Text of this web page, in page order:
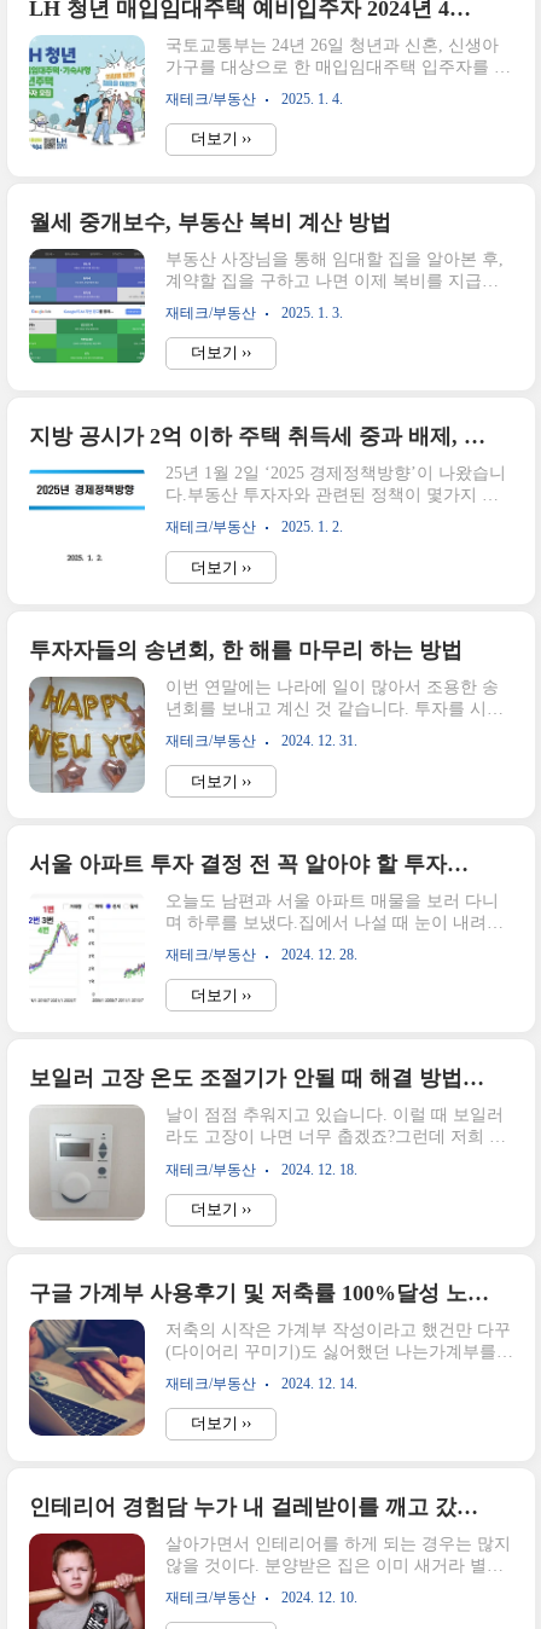
(민법 제374조, 654조, 615조) 민법 제615조 다
위는 임대차계약의 체결 경위와 내용, 임대 당
시 목적물의 상태, 임차인의 수리하거나 변경
한 내용 등을 고려하여 구체적, 개별적으로 정
2019.8.30.선고 2017이다 268142 참고) 즉, 원상
복구의 범위는 상황에 따라 다르..
LH 청년 매입임대주택 예비입주자 2024년 4차 모집공고
국토교통부는 24년 26일 청년과 신혼, 신생아
가구를 대상으로 한 매입임대주택 입주자를 모
주택자인 미혼 청년을 대상으로 공급되며시세
의 40~50% 수준의 저렴한 임대료로 최대 10년
간 거주할 수 있습니다.거기다 입주 후 혼인할
으로 공급하는 것은저렴한 주거비로 안정적으
입니다. 오늘은 청년 매입임대주택과 모집공고
를 확인 하는 방법에 대해 말씀드리겠습니
다. LH 청년 매입 임대주택이란?24년 4차로 진
류 심사를 거쳐 최종 3월 중 개별 안내로 완료
됩니다. 아래의 LH 홈페이지 ..
재테크/부동산 2025. 1. 4.
더보기 ››
월세 중개보수, 부동산 복비 계산 방법
부동산 사장님을 통해 임대할 집을 알아본 후,
계약할 집을 구하고 나면 이제 복비를 지급해
신 수수료가 맞는지 궁금한 경우가 많은데요.
오늘은 간단하게 월세 부동산 중개보수를 계산
할 수 있는 방법을 알려드리겠습니다.중개보수
은 최고로 많이 받을 수 있는 수수료 기준을 말
받고 있죠.아래 표는 서울 기준 임대차 상한 요
율표입니다.종류거래내용거래금액상한요율한
도액주택임대차 등5천만원 미만0.5%20만원5
상 ~ 6억원 미만0.3%없음6억원 이상 ~ 12억원
미만0.4%없음12억원 이상 ~ 15억원 ..
재테크/부동산 2025. 1. 3.
더보기 ››
지방 공시가 2억 이하 주택 취득세 중과 배제, 25년 눈 여겨 볼 경제정책방향과 예상되는 효과
25년 1월 2일 ‘2025 경제정책방향’이 나왔습니
다.부동산 투자자와 관련된 정책이 몇가지 눈
책입니다.시행령 개정 사안의 경우, 이르면 내
달부터 시행이 가능하니 변화가 기대가 됩니
다.오늘은 25년 부동산 관련 눈여겨 볼 정책들
산 관련 정책들25년 경제 정책방향 문서를 보
니다.덧붙여 25년 경제 정책방향을 통해 한 해
동안 어떻게 진행할지 요약이 되어있습니
다. 궁금하신 분들은 아래의 첨부 파일을 참고
화 정책에 대해 눈여겨볼 정책 4가지를 살펴보
겠습니다. 다주택자 양도세 중과배제 연장..
재테크/부동산 2025. 1. 2.
더보기 ››
투자자들의 송년회, 한 해를 마무리 하는 방법
이번 연말에는 나라에 일이 많아서 조용한 송
년회를 보내고 계신 것 같습니다. 투자를 시작
하면서 함께한 동료들과 송년회를 하고 있는데
요. 올해가 벌써 3년째가 되었네요.오늘은 투자
자들이 송년회에 만나서 하는일에 대해 말씀드
리려고 합니다.2024년은 송년회 컨셉은 풍선
않아서 다이소에 가서 여러 가지를 골랐습니
기분이 좋았습니다. 고마워요 다들^^책선물은
뽑기로 결정저희는 책을 한 권씩 준비해오는데
요.한 해 동안 읽은 것 중에 좋았던 책이나 꼭
움이 되는 책이 아니더라도 책이라는 것 자체
가 가진 매력이 있어서어떤 책이던 받게 되면
재테크/부동산 2024. 12. 31.
더보기 ››
서울 아파트 투자 결정 전 꼭 알아야 할 투자의 원칙, 가치보다 싼가?
오늘도 남편과 서울 아파트 매물을 보러 다니
며 하루를 보냈다.집에서 나설 때 눈이 내려서
걱정이었는데 서울에 도착하니 춥긴 하지만 눈
이 내리진 않아서 다행이라고 생각이 들었다.
오늘은 서울 아파트 매물을 보고 깨달은 것을
써보았다.서울 4군 24평 아파트 매물 임장 정리
보고 있다. 이런 식으로 투자를 잘 하다 보니 부
맞춰 주시기도 한다.아래의 표에 오늘 본 것중
에 고민되는 것만 골라서 정리해 보았다.단지
ABBC매물 NO.1234연식2000200020001997방/
복/동향3/1복/남서향매매가Ref.+5천만원+2천
만원+3천만원..
재테크/부동산 2024. 12. 28.
더보기 ››
보일러 고장 온도 조절기가 안될 때 해결 방법(회사 별 AS 전화 번호)
날이 점점 추워지고 있습니다. 이럴 때 보일러
라도 고장이 나면 너무 춥겠죠?그런데 저희 집
상이 나타났습니다.ㅜㅜ그래서 오늘은 보일러
가 고장 났을 때 나타나는 증상에 따라 어떻게
고쳤는지 말씀드리려고 합니다. 보일러 전원
먼저 보일러실 기기의 전원이 들어오는지를 먼
인해 주세요. 전월세로 살고 있는 경우에는 보
일러 장비가 달라져서 난방스위치의 위치를 잘
모를 수도 있습니다. 이렇게 간단하게 해결 가
도조절기가 활성화가 되지 않는다면?첫째,
ON/OFF 확인하기보일러 난방버튼은 잘 눌러
재테크/부동산 2024. 12. 18.
더보기 ››
구글 가계부 사용후기 및 저축률 100%달성 노하우
저축의 시작은 가계부 작성이라고 했건만 다꾸
(다이어리 꾸미기)도 싫어했던 나는가계부를
가계부는 없다고 살아왔는데 자본주의에 눈을
뜨면서 자산관리의 필요성을 느끼게 되었다.우
리 집은 얼마를 벌고 얼마를 쓸까?맞벌이였던
통장에 남은 금액이 그 달 우리가 모은 돈이 되
했어도 별 일이 없었던 것은 소득 대신 지출이
더 낮았기 때문이었다. 하지만 이렇게 관리를
하니 고정적으로 들어오는 금액과 지출에 대해
재테크/부동산 2024. 12. 14.
더보기 ››
인테리어 경험담 누가 내 걸레받이를 깨고 갔을까?
살아가면서 인테리어를 하게 되는 경우는 많지
않을 것이다. 분양받은 집은 이미 새거라 별로
는 경우에 수리를 진행하게 된다.나 또한 부동
재테크/부동산 2024. 12. 10.